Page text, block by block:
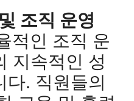
조직 운영
적인 조직 운
지속적인 성
다. 직원들의